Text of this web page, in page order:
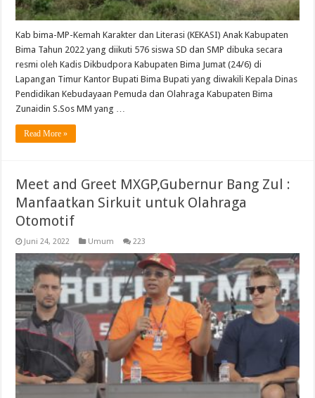
Kab bima-MP-Kemah Karakter dan Literasi (KEKASI) Anak Kabupaten
Bima Tahun 2022 yang diikuti 576 siswa SD dan SMP dibuka secara
resmi oleh Kadis Dikbudpora Kabupaten Bima Jumat (24/6) di
Lapangan Timur Kantor Bupati Bima Bupati yang diwakili Kepala Dinas
Pendidikan Kebudayaan Pemuda dan Olahraga Kabupaten Bima
Zunaidin S.Sos MM yang …
Read More »
Meet and Greet MXGP,Gubernur Bang Zul :
Manfaatkan Sirkuit untuk Olahraga
Otomotif
Juni 24, 2022 Umum 223